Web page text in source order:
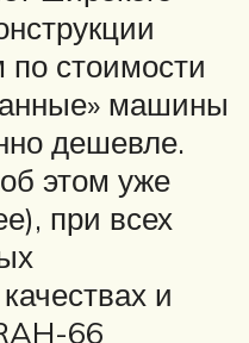
стоимости
машины
дешевле.
этом уже
при всех
и
66